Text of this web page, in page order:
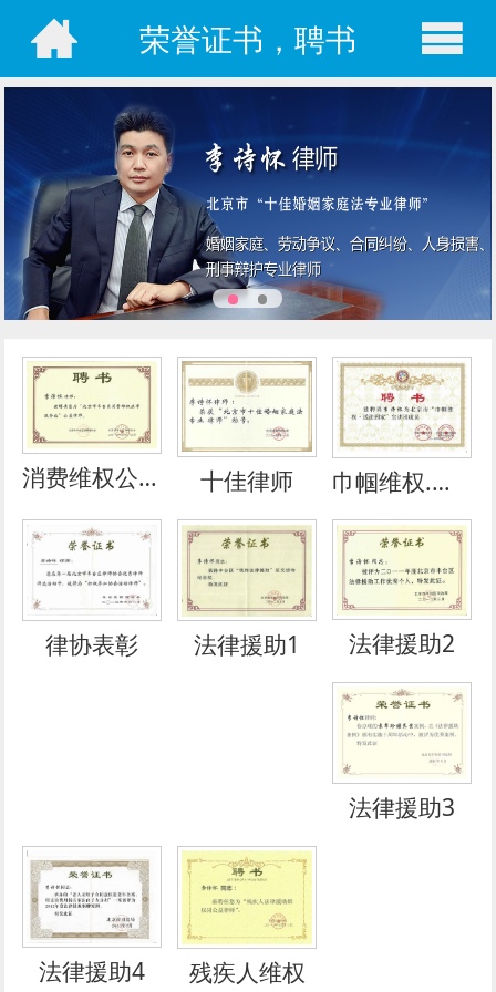
荣誉证书，聘书
消费维权公益律师 十佳律师 巾帼维权.送法到家
律协表彰 法律援助1 法律援助2
法律援助3
法律援助4 残疾人​维权